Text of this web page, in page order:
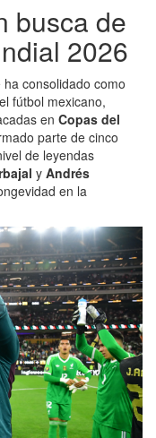
busca de
2026
ha consolidado como
fútbol mexicano,
en Copas del
parte de cinco
de leyendas
y Andrés
en la